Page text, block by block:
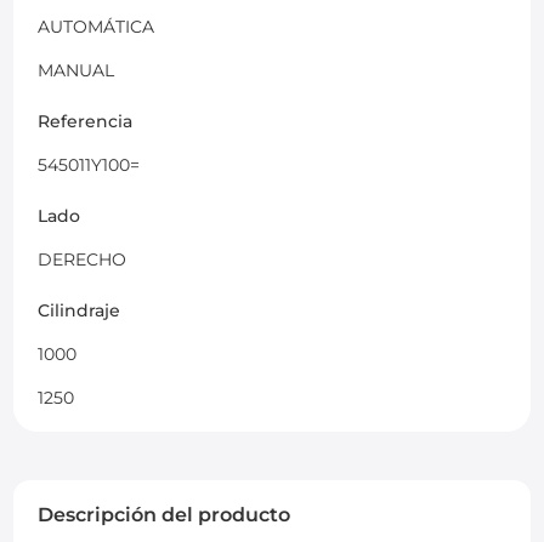
AUTOMÁTICA
MANUAL
Referencia
545011Y100=
Lado
DERECHO
Cilindraje
1000
1250
Descripción del producto